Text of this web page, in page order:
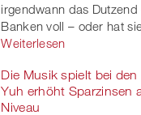
irgendwann das
Banken voll – oder hat
Weiterlesen
Die Musik spielt bei
Yuh erhöht Sparzinsen
Niveau